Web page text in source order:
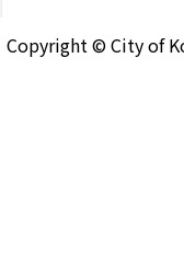
Copyright © City of